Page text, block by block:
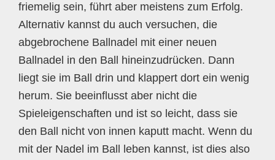
friemelig sein, führt aber meistens zum Erfolg.
Alternativ kannst du auch versuchen, die
abgebrochene Ballnadel mit einer neuen
Ballnadel in den Ball hineinzudrücken. Dann
liegt sie im Ball drin und klappert dort ein wenig
herum. Sie beeinflusst aber nicht die
Spieleigenschaften und ist so leicht, dass sie
den Ball nicht von innen kaputt macht. Wenn du
mit der Nadel im Ball leben kannst, ist dies also